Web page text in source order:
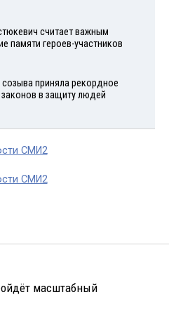
считает важным
памяти героев-участников
созыва приняла рекордное
в защиту людей
СМИ2
СМИ2
масштабный